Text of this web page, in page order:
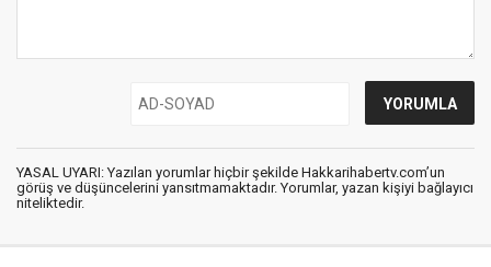
YASAL UYARI: Yazılan yorumlar hiçbir şekilde Hakkarihabertv.com’un
görüş ve düşüncelerini yansıtmamaktadır. Yorumlar, yazan kişiyi bağlayıcı
niteliktedir.